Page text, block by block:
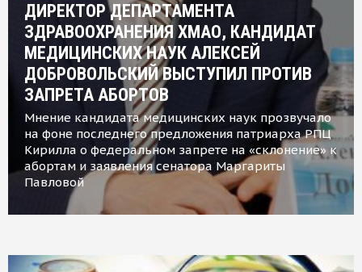
ДИРЕКТОР ДЕПАРТАМЕНТА
ЗДРАВООХРАНЕНИЯ ХМАО, КАНДИДАТ
МЕДИЦИНСКИХ НАУК АЛЕКСЕЙ
ДОБРОВОЛЬСКИЙ ВЫСТУПИЛ ПРОТИВ
ЗАПРЕТА АБОРТОВ
Мнение кандидата медицинских наук прозвучало
на фоне последнего предложения патриарха РПЦ
Кирилла о федеральном запрете на «склонение» к
абортам и заявления сенатора Маргариты
Павловой